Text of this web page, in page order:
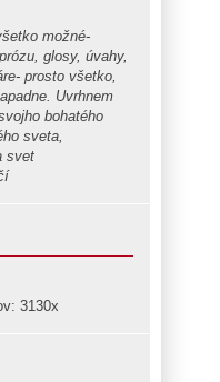
možné-
glosy, úvahy,
prosto všetko,
Uvrhnem
bohatého
sveta,
svet
3130x